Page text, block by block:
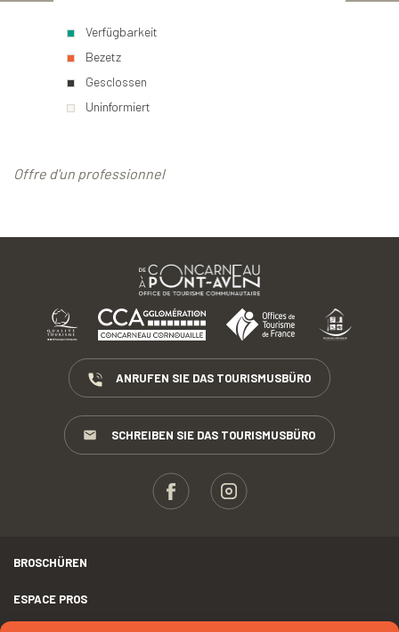
Verfügbarkeit
Bezetz
Gesclossen
Uninformiert
Offre d'un professionnel
ANRUFEN SIE DAS TOURISMUSBÜRO
SCHREIBEN SIE DAS TOURISMUSBÜRO
BROSCHÜREN
ESPACE PROS